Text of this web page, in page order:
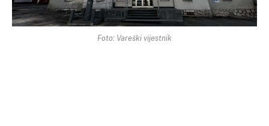
Foto: Vareški vijestnik